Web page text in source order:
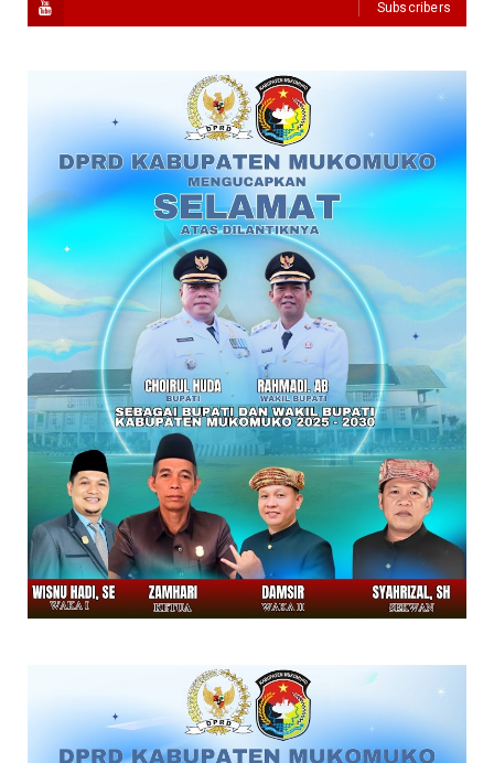
Subscribers